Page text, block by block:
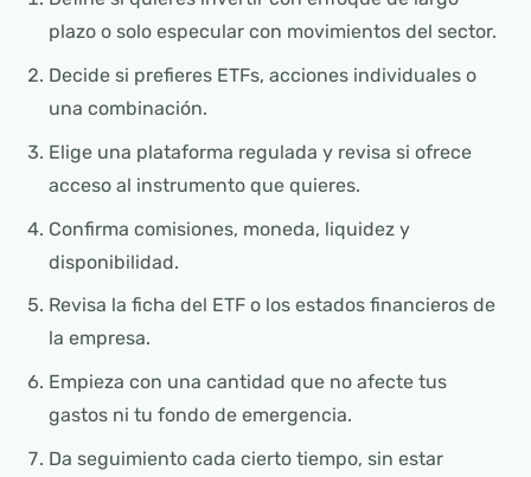
plazo o solo especular con movimientos del sector.
Decide si prefieres ETFs, acciones individuales o
una combinación.
Elige una plataforma regulada y revisa si ofrece
acceso al instrumento que quieres.
Confirma comisiones, moneda, liquidez y
disponibilidad.
Revisa la ficha del ETF o los estados financieros de
la empresa.
Empieza con una cantidad que no afecte tus
gastos ni tu fondo de emergencia.
Da seguimiento cada cierto tiempo, sin estar